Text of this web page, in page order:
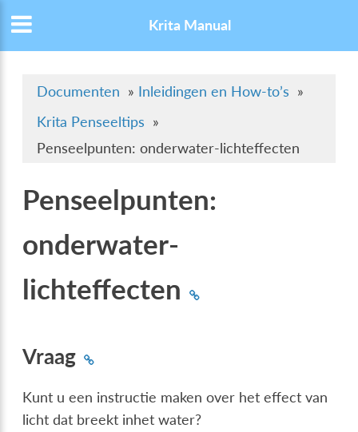
Krita Manual
Documenten » Inleidingen en How-to’s »
Krita Penseeltips »
Penseelpunten: onderwater-lichteffecten
Penseelpunten:
onderwater-
lichteffecten
Vraag
Kunt u een instructie maken over het effect van
licht dat breekt inhet water?